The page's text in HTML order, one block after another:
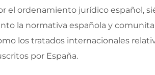
el ordenamiento jurídico español,
la normativa española y
los tratados internacionales
por España.